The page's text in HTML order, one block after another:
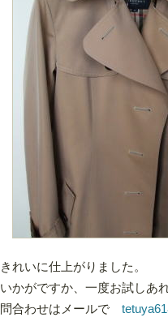
きれいに仕上がりました。
いかがですか、一度お試しあ
問合わせはメールで